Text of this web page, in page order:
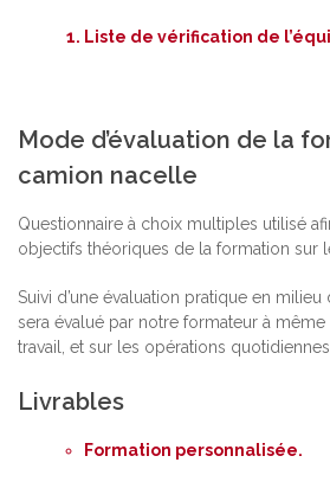
Liste de vérification de
Mode d’évaluation de la
camion nacelle
Questionnaire à choix multiples utilisé
objectifs théoriques de la formation sur
Suivi d’une évaluation pratique en
sera évalué par notre formateur à même
travail, et sur les opérations quotidiennes
Livrables
Formation personnalisée.